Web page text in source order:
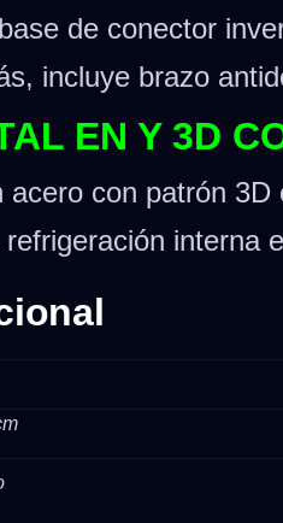
de conector
incluye brazo
EN Y 3D
acero con patrón
interna